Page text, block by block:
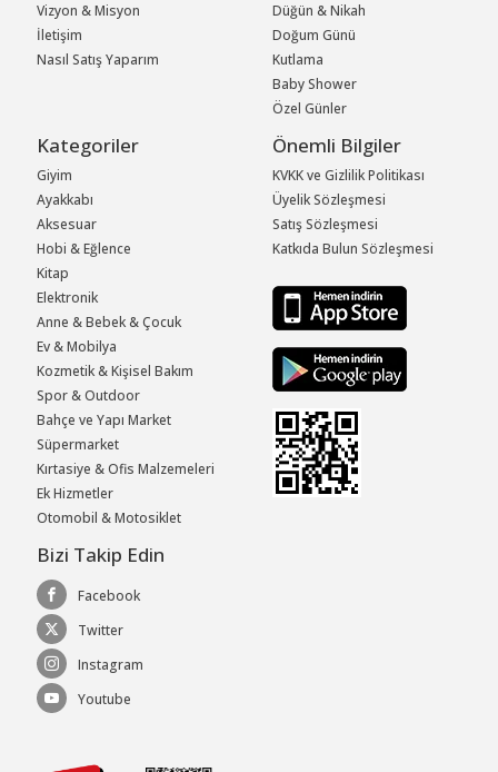
Vizyon & Misyon
İletişim
Nasıl Satış Yaparım
Düğün & Nikah
Doğum Günü
Kutlama
Baby Shower
Özel Günler
Kategoriler
Giyim
Ayakkabı
Aksesuar
Hobi & Eğlence
Kitap
Elektronik
Anne & Bebek & Çocuk
Ev & Mobilya
Kozmetik & Kişisel Bakım
Spor & Outdoor
Bahçe ve Yapı Market
Süpermarket
Kırtasiye & Ofis Malzemeleri
Ek Hizmetler
Otomobil & Motosiklet
Önemli Bilgiler
KVKK ve Gizlilik Politikası
Üyelik Sözleşmesi
Satış Sözleşmesi
Katkıda Bulun Sözleşmesi
Bizi Takip Edin
Facebook
Twitter
Instagram
Youtube